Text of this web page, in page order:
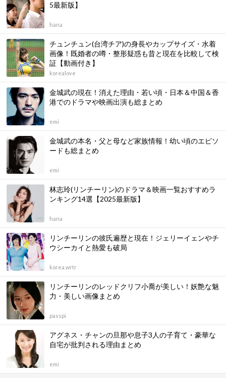
5最新版】
hana
チュンチュン(台湾チア)の身長やカップサイズ・水着
画像！既婚者の噂・整形疑惑も昔と現在を比較して検
証【動画付き】
korealove
金城武の現在！消えた理由・若い頃・日本＆中国＆香
港でのドラマや映画出演も総まとめ
emi
金城武の本名・父と母など家族情報！幼い頃のエピソ
ードも総まとめ
emi
林志玲(リンチーリン)のドラマ＆映画一覧おすすめラ
ンキング14選【2025最新版】
hana
リンチーリンの彼氏遍歴と現在！ジェリーイェンやチ
ウシーカイと熱愛も破局
korea.wrtr
リンチーリンのレッドクリフ小喬が美しい！妖艶な魅
力・美しい画像まとめ
passpi
アグネス・チャンの旦那や息子3人の子育て・豪華な
自宅が批判される理由まとめ
emi